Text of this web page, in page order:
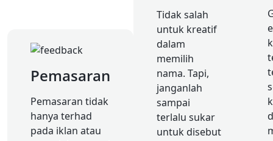
Pemasaran
Pemasaran tidak
hanya terhad
pada iklan atau
Tidak salah
untuk kreatif
dalam
memilih
nama. Tapi,
janganlah
sampai
terlalu sukar
untuk disebut